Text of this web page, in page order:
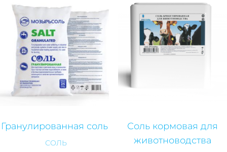
Гранулированная соль
СОЛЬ
Соль кормовая для
животноводства